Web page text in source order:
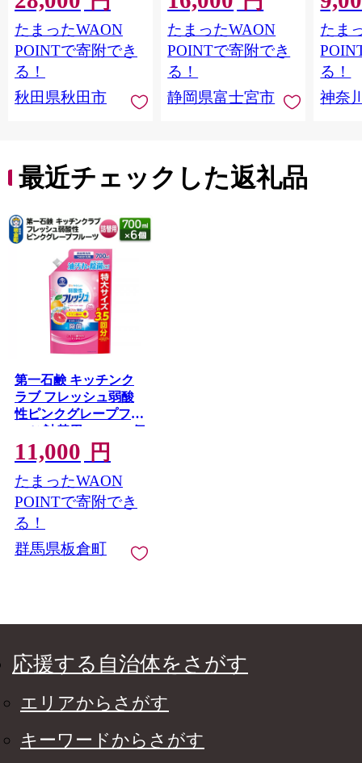
最短翌日発送 [スコッ
ティ フラワーパック
トイレットペーパー
日本製紙クレシア] 秋
田県秋田市
たまったWAON
POINTで寄附でき
る！
秋田県秋田市
トイレットペーパー
シングル パルプ100％
香りつき 日用品 消耗
品 備蓄
たまったWAON
POINTで寄附でき
る！
静岡県富士宮市
長巻タ
100％
防災
ペー
川県
トペー
たま
る！
神奈
最近チェックした返礼品
第一石鹸 キッチンク
ラブ フレッシュ弱酸
性ピンクグレープフル
ーツ 詰替用 700ml×6個
11,000 円
たまったWAON
POINTで寄附でき
る！
群馬県板倉町
応援する自治体をさがす
エリアからさがす
キーワードからさがす